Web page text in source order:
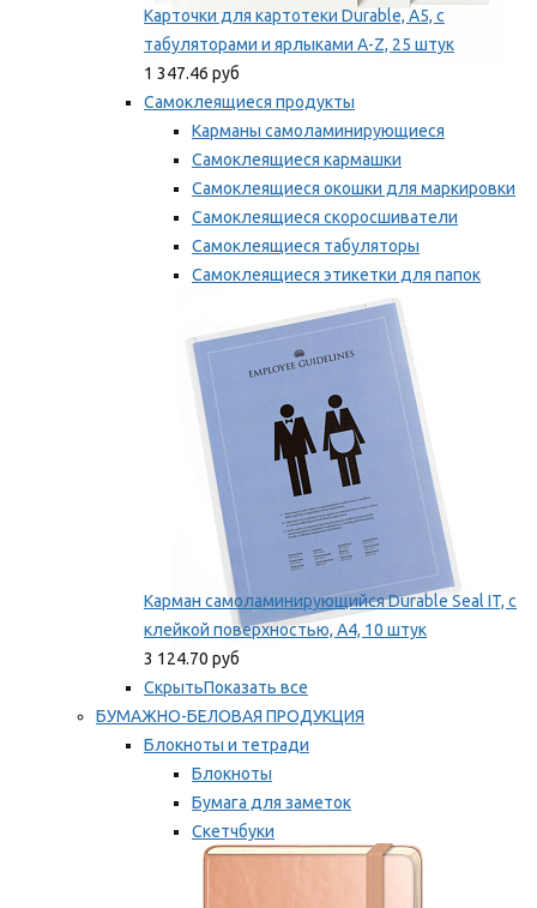
Карточки для картотеки Durable, A5, с
табуляторами и ярлыками A-Z, 25 штук
1 347.46 руб
Самоклеящиеся продукты
Карманы самоламинирующиеся
Самоклеящиеся кармашки
Самоклеящиеся окошки для маркировки
Самоклеящиеся скоросшиватели
Самоклеящиеся табуляторы
Самоклеящиеся этикетки для папок
Таблички для маркировки
Мы рекомендуем
Карман самоламинирующийся Durable Seal IT, с
клейкой поверхностью, A4, 10 штук
3 124.70 руб
СкрытьПоказать все
БУМАЖНО-БЕЛОВАЯ ПРОДУКЦИЯ
Блокноты и тетради
Блокноты
Бумага для заметок
Скетчбуки
Тетради